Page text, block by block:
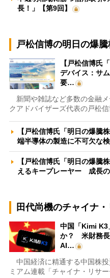
長！」【第9回】
戸松信博の明日の爆騰
【戸松信博氏
デバイス：サ
要…
新聞や雑誌など多数の金融
クアドバイザーズ代表の戸松
【戸松信博氏「明日の爆騰
端半導体の製造に不可欠な
【戸松信博氏「明日の爆騰
えるキープレーヤー 成長
田代尚機のチャイナ
中国「Kimi K3
か？ 米財務長
AI…
中国経済に精通する中国株
ミアム連載「チャイナ・リサ